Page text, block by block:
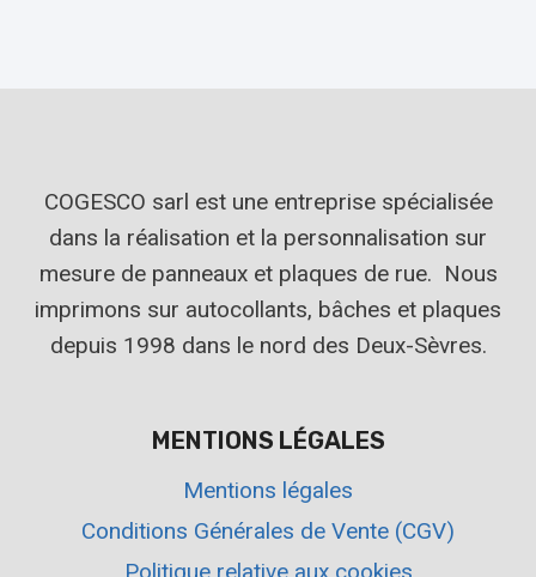
COGESCO sarl est une entreprise spécialisée
dans la réalisation et la personnalisation sur
mesure de panneaux et plaques de rue. Nous
imprimons sur autocollants, bâches et plaques
depuis 1998 dans le nord des Deux-Sèvres.
MENTIONS LÉGALES
Mentions légales
Conditions Générales de Vente (CGV)